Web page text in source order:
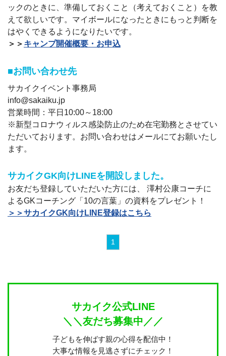
ックのときに、準備しておくこと（考えておくこと）を教
えて欲しいです。マイボールになったときにもっと判断を
はやくできるようになりたいです。
＞＞ キャンプ開催概要・お申込
■お問い合わせ先
サカイクイベント事務局
info@sakaiku.jp
営業時間：平日10:00～18:00
※新型コロナウィルス感染防止のため在宅勤務とさせてい
ただいております。お問い合わせはメールにてお願いたし
ます。
サカイクGK向けLINEを開設しました。
お友だち登録していただいた方には、 澤村公康コーチに
よるGKコーチング「10の言葉」の資料をプレゼント！
＞＞サカイクGK向けLINE登録はこちら
1
サカイク公式LINE
＼＼友だち募集中／／
子どもを伸ばす親の心得を配信中！
大事な情報を見逃さずにチェック！